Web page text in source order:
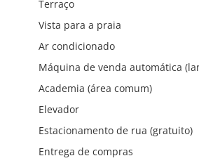
Terraço
Vista para a praia
Ar condicionado
Máquina de venda automática
Academia (área comum)
Elevador
Estacionamento de rua (gratuito)
Entrega de compras